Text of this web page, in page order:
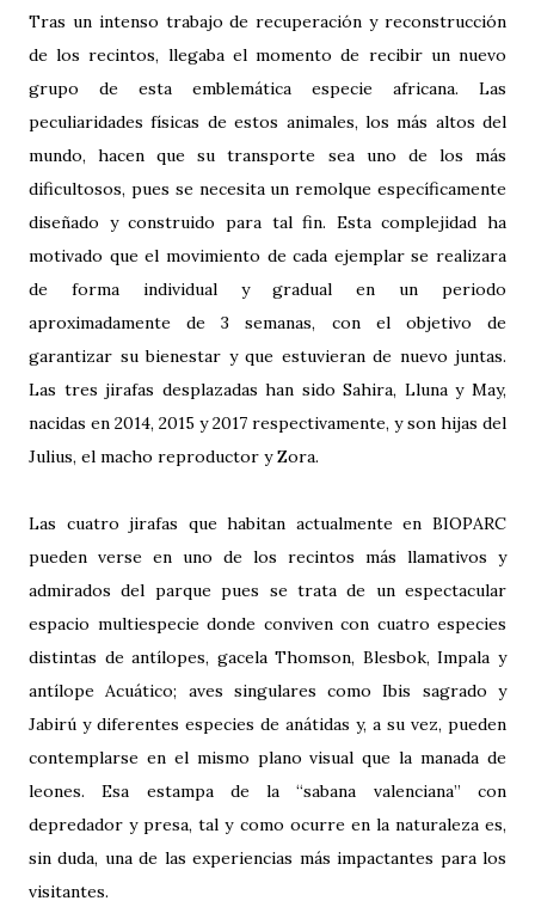
Tras un intenso trabajo de recuperación y reconstrucción
de los recintos, llegaba el momento de recibir un nuevo
grupo de esta emblemática especie africana. Las
peculiaridades físicas de estos animales, los más altos del
mundo, hacen que su transporte sea uno de los más
dificultosos, pues se necesita un remolque específicamente
diseñado y construido para tal fin. Esta complejidad ha
motivado que el movimiento de cada ejemplar se realizara
de forma individual y gradual en un periodo
aproximadamente de 3 semanas, con el objetivo de
garantizar su bienestar y que estuvieran de nuevo juntas.
Las tres jirafas desplazadas han sido Sahira, Lluna y May,
nacidas en 2014, 2015 y 2017 respectivamente, y son hijas del
Julius, el macho reproductor y Zora.
Las cuatro jirafas que habitan actualmente en BIOPARC
pueden verse en uno de los recintos más llamativos y
admirados del parque pues se trata de un espectacular
espacio multiespecie donde conviven con cuatro especies
distintas de antílopes, gacela Thomson, Blesbok, Impala y
antílope Acuático; aves singulares como Ibis sagrado y
Jabirú y diferentes especies de anátidas y, a su vez, pueden
contemplarse en el mismo plano visual que la manada de
leones. Esa estampa de la “sabana valenciana” con
depredador y presa, tal y como ocurre en la naturaleza es,
sin duda, una de las experiencias más impactantes para los
visitantes.